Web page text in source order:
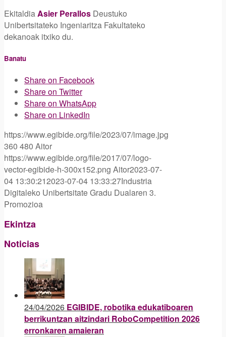
EkitaldiaAsier Perallos Deustuko
Unibertsitateko Ingeniaritza Fakultateko
dekanoak itxiko du.
Banatu
Share on Facebook
Share on Twitter
Share on WhatsApp
Share on LinkedIn
https://www.egibide.org/file/2023/07/image.jpg
360 480 Aitor
https://www.egibide.org/file/2017/07/logo-
vector-egibide-h-300x152.png Aitor2023-07-
04 13:30:212023-07-04 13:33:27Industria
Digitaleko Unibertsitate Gradu Dualaren 3.
Promozioa
Ekintza
Noticias
24/04/2026 EGIBIDE, robotika edukatiboaren
berrikuntzan aitzindari RoboCompetition 2026
erronkaren amaieran